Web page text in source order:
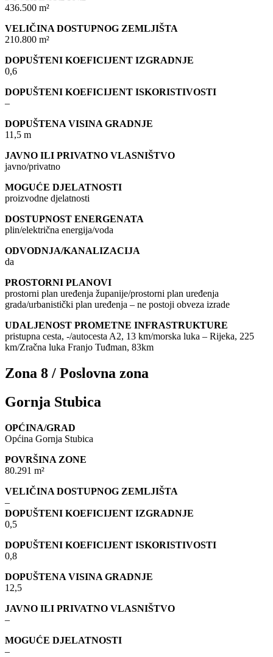
436.500 m²
VELIČINA DOSTUPNOG ZEMLJIŠTA
210.800 m²
DOPUŠTENI KOEFICIJENT IZGRADNJE
0,6
DOPUŠTENI KOEFICIJENT ISKORISTIVOSTI
–
DOPUŠTENA VISINA GRADNJE
11,5 m
JAVNO ILI PRIVATNO VLASNIŠTVO
javno/privatno
MOGUĆE DJELATNOSTI
proizvodne djelatnosti
DOSTUPNOST ENERGENATA
plin/električna energija/voda
ODVODNJA/KANALIZACIJA
da
PROSTORNI PLANOVI
prostorni plan uređenja županije/prostorni plan uređenja
grada/urbanistički plan uređenja – ne postoji obveza izrade
UDALJENOST PROMETNE INFRASTRUKTURE
pristupna cesta, -/autocesta A2, 13 km/morska luka – Rijeka, 225
km/Zračna luka Franjo Tuđman, 83km
Zona 8 / Poslovna zona
Gornja Stubica
OPĆINA/GRAD
Općina Gornja Stubica
POVRŠINA ZONE
80.291 m²
VELIČINA DOSTUPNOG ZEMLJIŠTA
–
DOPUŠTENI KOEFICIJENT IZGRADNJE
0,5
DOPUŠTENI KOEFICIJENT ISKORISTIVOSTI
0,8
DOPUŠTENA VISINA GRADNJE
12,5
JAVNO ILI PRIVATNO VLASNIŠTVO
–
MOGUĆE DJELATNOSTI
–